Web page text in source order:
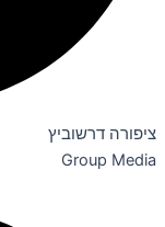
ציפורה דרשוביץ
Group Media